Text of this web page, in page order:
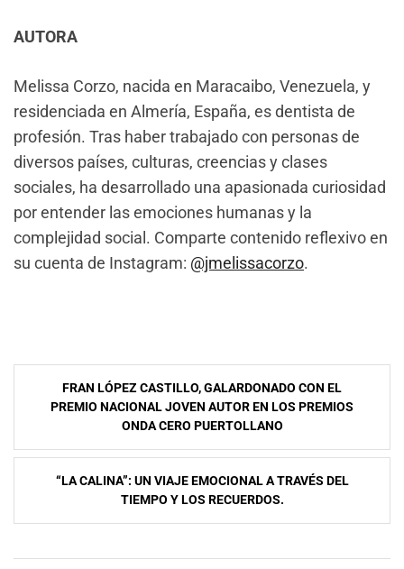
AUTORA
Melissa Corzo, nacida en Maracaibo, Venezuela, y
residenciada en Almería, España, es dentista de
profesión. Tras haber trabajado con personas de
diversos países, culturas, creencias y clases
sociales, ha desarrollado una apasionada curiosidad
por entender las emociones humanas y la
complejidad social. Comparte contenido reflexivo en
su cuenta de Instagram: @jmelissacorzo.
Navegación
entradas
FRAN LÓPEZ CASTILLO, GALARDONADO CON EL
PREMIO NACIONAL JOVEN AUTOR EN LOS PREMIOS
ONDA CERO PUERTOLLANO
“LA CALINA”: UN VIAJE EMOCIONAL A TRAVÉS DEL
TIEMPO Y LOS RECUERDOS.